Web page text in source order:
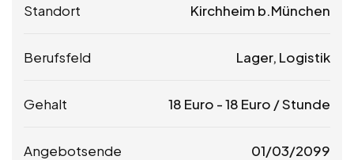
Standort Kirchheim b.München
Berufsfeld Lager, Logistik
Gehalt 18 Euro -18 Euro / Stunde
Angebotsende 01/03/2099